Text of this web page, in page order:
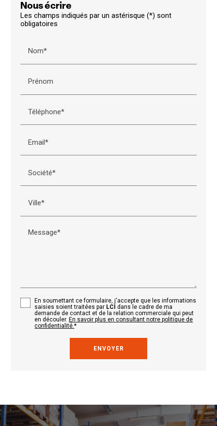
Nous écrire
Les champs indiqués par un astérisque (*) sont
obligatoires
Nom*
Prénom
Téléphone*
Email*
Société*
Ville*
Message*
En soumettant ce formulaire, j'accepte que les informations
saisies soient traitées par LCI dans le cadre de ma
demande de contact et de la relation commerciale qui peut
en découler.En savoir plus en consultant notre politique de
confidentialité.*